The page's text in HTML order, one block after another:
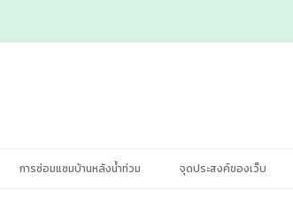
Skip
การซ่อมแซมบ้านหลังน้ำท่วม จุดประสงค์ของเว็บ